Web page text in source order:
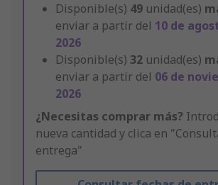
Disponible(s) 49 unidad(es)
enviar a partir del 10 de
2026
Disponible(s) 32 unidad(es)
enviar a partir del 06 de
2026
¿Necesitas comprar más?
nueva cantidad y clica en
entrega"